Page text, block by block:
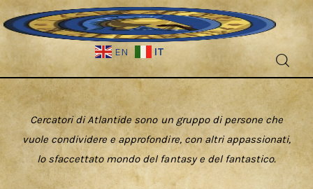
EN IT
Fantascienza
Fantasy
Games
Cercatori di Atlantide sono un gruppo di persone che
vuole condividere e approfondire, con altri appassionati,
lo sfaccettato mondo del fantasy e del fantastico.